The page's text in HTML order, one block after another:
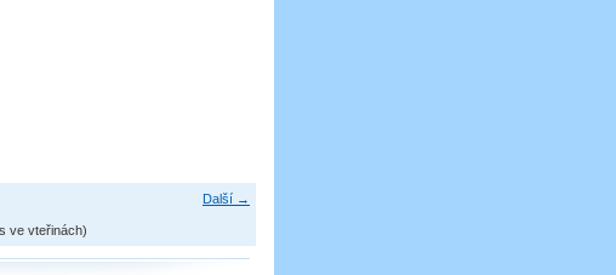
Další →
ve vteřinách)